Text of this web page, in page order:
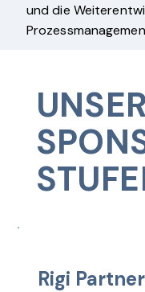
und die
Rigi Partner